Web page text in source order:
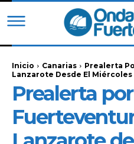
Inicio Canarias
Prealerta
Lanzarote Desde El Miércoles
Prealerta